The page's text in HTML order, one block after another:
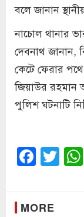
বলে জানান
নাচোল থানার
দেবনাথ জানান,
কেটে ফেরার
জিয়াউর রহমান
পুলিশ ঘটনাটি
MORE